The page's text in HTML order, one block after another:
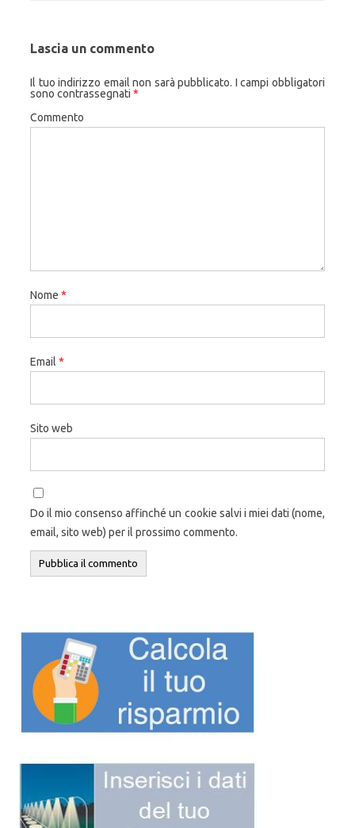
Lascia un commento
Il tuo indirizzo email non sarà pubblicato. I campi obbligatori
sono contrassegnati *
Commento
Nome *
Email *
Sito web
Do il mio consenso affinché un cookie salvi i miei dati (nome,
email, sito web) per il prossimo commento.